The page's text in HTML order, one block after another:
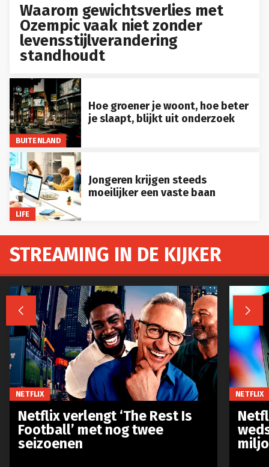
Waarom gewichtsverlies met
Ozempic vaak niet zonder
levensstijlverandering
standhoudt
BUITENLAND
Hoe groener je woont, hoe beter
je slaapt, blijkt uit onderzoek
LIFE
Jongeren krijgen steeds
moeilijker een vaste baan
STREAMING IN DE KIJKER
 
NETFLIX
Netflix verlengt ‘The Rest Is
Football’ met nog twee
seizoenen
NETFLIX